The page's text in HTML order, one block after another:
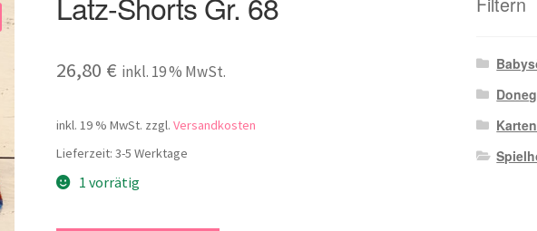
26,80 € inkl. 19 % MwSt.
inkl. 19 % MwSt. zzgl.Versandkosten
Lieferzeit:3-5 Werktage
1 vorrätig
Karten